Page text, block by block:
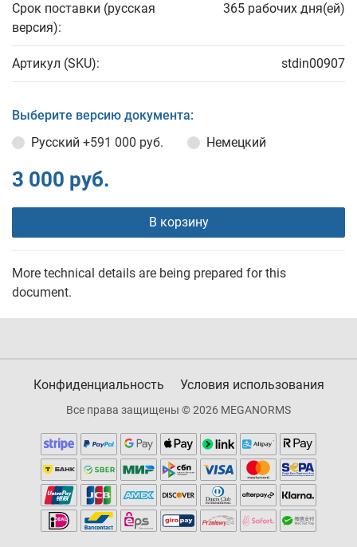
Срок поставки (русская
версия):
365 рабочих дня(ей)
Артикул (SKU): stdin00907
Выберите версию документа:
Русский +591 000 руб. Немецкий
3 000 руб.
В корзину
More technical details are being prepared for this
document.
Конфиденциальность Условия использования
Все права защищены © 2026 MEGANORMS